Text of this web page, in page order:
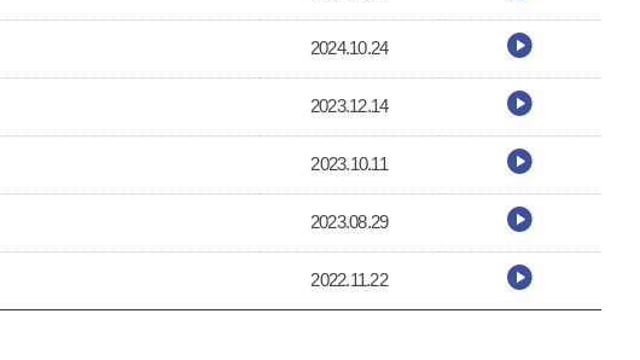
2024.10.24
2023.12.14
2023.10.11
2023.08.29
2022.11.22